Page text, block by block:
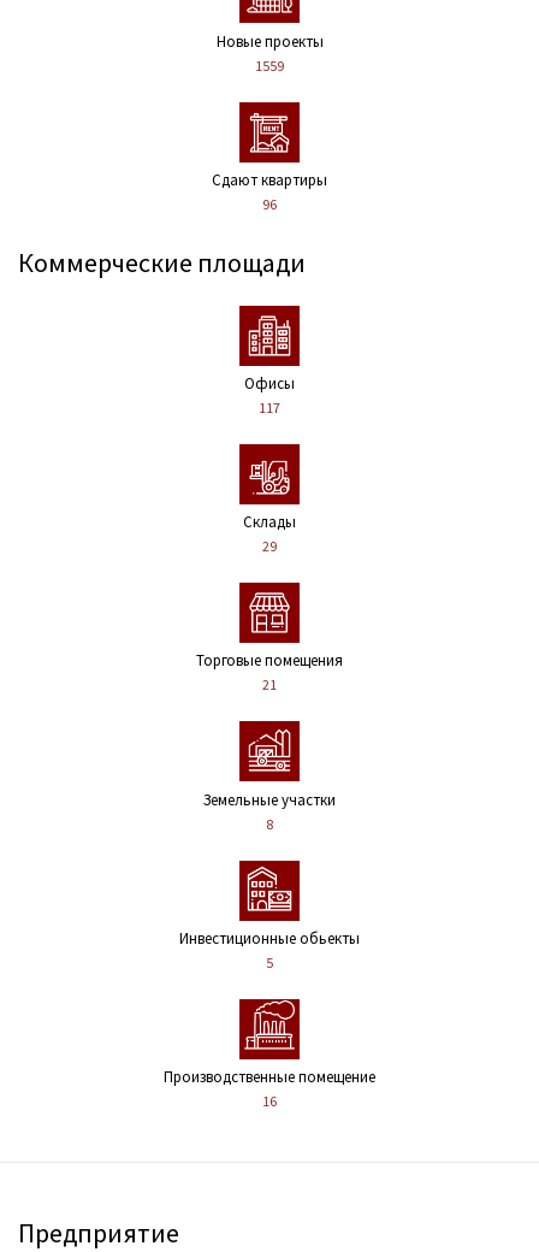
Новые проекты
1559
Сдают квартиры
96
Коммерческие площади
Офисы
117
Склады
29
Торговые помещения
21
Земельные участки
8
Инвестиционные обьекты
5
Производственные помещение
16
Предприятие